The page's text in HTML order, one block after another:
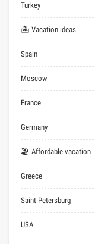
Turkey
🏝 Vacation ideas
Spain
Moscow
France
Germany
🏖 Affordable vacation
Greece
Saint Petersburg
USA